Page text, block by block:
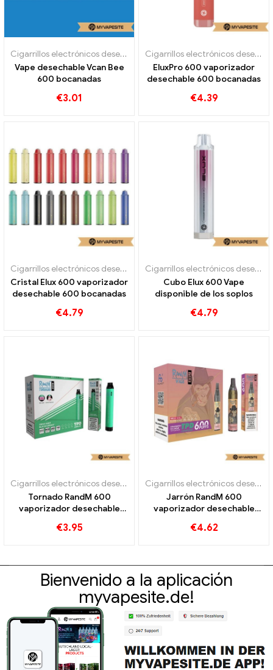
Cigarrillos electrónicos desechables
Vape desechable Vcan Bee
600 bocanadas
€3.01
Cigarrillos electrónicos desechables
EluxPro 600 vaporizador
desechable 600 bocanadas
€4.39
Cigarrillos electrónicos desechables
Cristal Elux 600 vaporizador
desechable 600 bocanadas
€4.79
Cigarrillos electrónicos desechables
Cubo Elux 600 Vape
disponible de los soplos
€4.79
Cigarrillos electrónicos desechables
Tornado RandM 600
vaporizador desechable
€3.95
Cigarrillos electrónicos desechables
Jarrón RandM 600
vaporizador desechable
€4.62
Bienvenido a la aplicación
myvapesite.de!